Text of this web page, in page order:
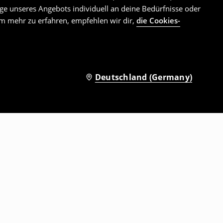
unseres Angebots individuell an deine Bedürfnisse oder
mehr zu erfahren, empfehlen wir dir, die Cookies-
Deutschland (Germany)